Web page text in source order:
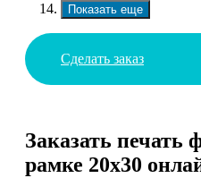
Показать еще
Сделать заказ
Заказать печать
рамке 20х30